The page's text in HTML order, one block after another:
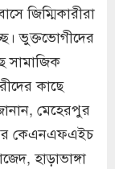
জিম্মিকারীরা
ভুক্তভোগীদের
সামাজিক
কাছে
মেহেরপুর
কেএনএফএইচ
হাড়াভাঙ্গা